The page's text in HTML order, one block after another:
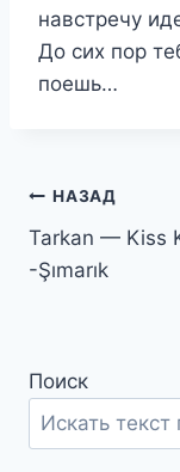
навстречу
До сих пор
поешь…
по
НАЗАД
Tarkan — Kiss
-Şımarık
Поиск